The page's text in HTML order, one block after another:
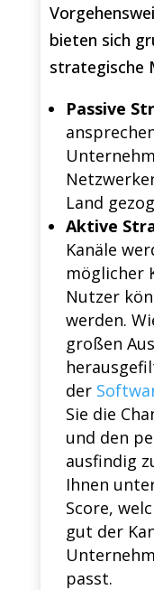
bieten sich
strategische
Passive
Land
Aktive
Kanäle
möglicher
Nutzer
werden.
großen
der
Sie die
und den
ausfindig
Ihnen
Score,
gut der
passt.